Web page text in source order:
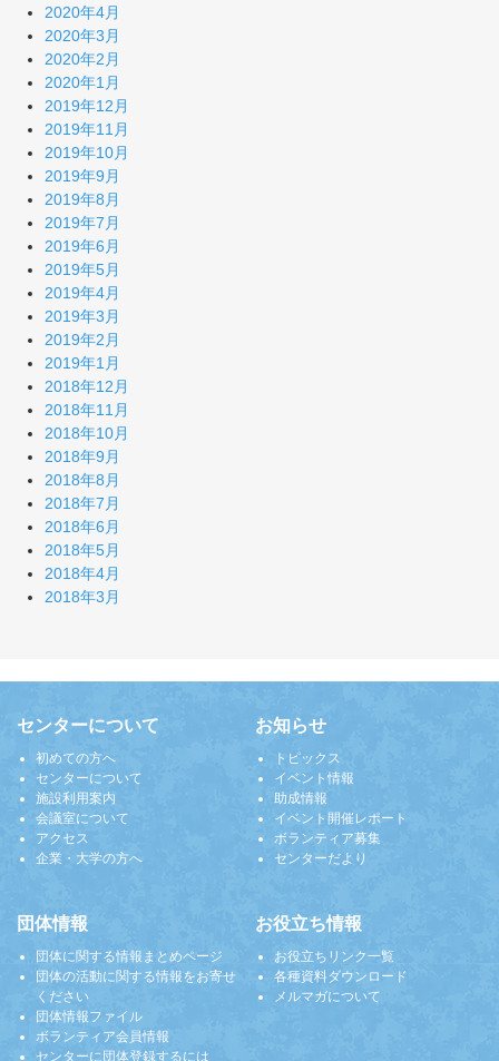
2020年4月
2020年3月
2020年2月
2020年1月
2019年12月
2019年11月
2019年10月
2019年9月
2019年8月
2019年7月
2019年6月
2019年5月
2019年4月
2019年3月
2019年2月
2019年1月
2018年12月
2018年11月
2018年10月
2018年9月
2018年8月
2018年7月
2018年6月
2018年5月
2018年4月
2018年3月
センターについて
初めての方へ
センターについて
施設利用案内
会議室について
アクセス
企業・大学の方へ
お知らせ
トピックス
イベント情報
助成情報
イベント開催レポート
ボランティア募集
センターだより
団体情報
団体に関する情報まとめページ
団体の活動に関する情報をお寄せ
ください
団体情報ファイル
ボランティア会員情報
センターに団体登録するには
お役立ち情報
お役立ちリンク一覧
各種資料ダウンロード
メルマガについて